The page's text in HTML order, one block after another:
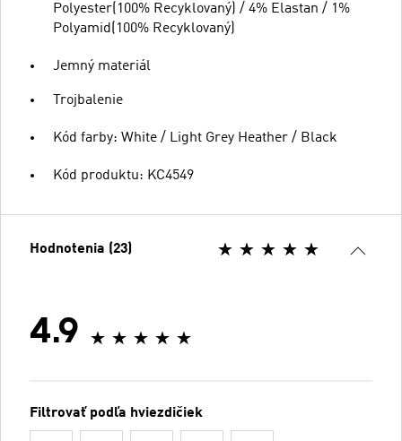
Polyester(100% Recyklovaný) / 4% Elastan / 1%
Polyamid(100% Recyklovaný)
Jemný materiál
Trojbalenie
Kód farby: White / Light Grey Heather / Black
Kód produktu: KC4549
Hodnotenia (23)
4.9
Filtrovať podľa hviezdičiek